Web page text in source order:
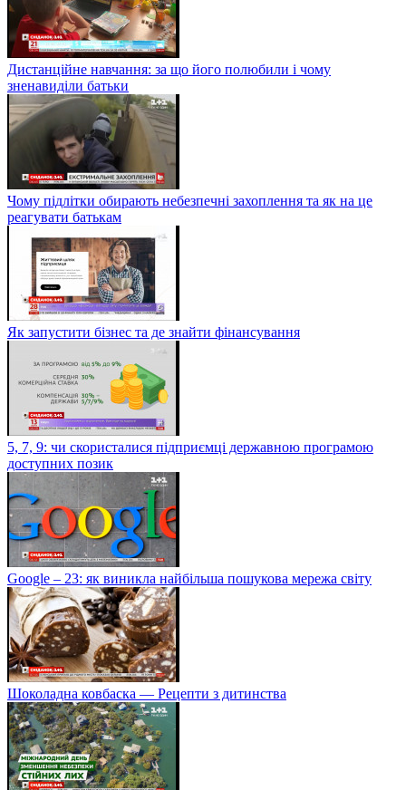
Дистанційне навчання: за що його полюбили і чому
зненавиділи батьки
Чому підлітки обирають небезпечні захоплення та як на це
реагувати батькам
Як запустити бізнес та де знайти фінансування
5, 7, 9: чи скористалися підприємці державною програмою
доступних позик
Google – 23: як виникла найбільша пошукова мережа світу
Шоколадна ковбаска — Рецепти з дитинства